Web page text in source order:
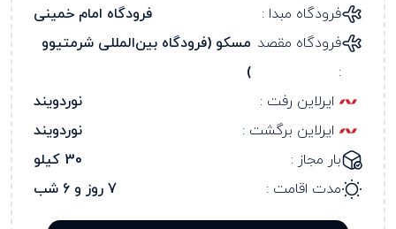
فرودگاه مبدا :
فرودگاه امام خمینی
فرودگاه مقصد
:
مسکو (فرودگاه بین‌المللی شرمتیوو
)
ایرلاین رفت :
نوردویند
ایرلاین برگشت :
نوردویند
بار مجاز :
30 کیلو
مدت اقامت :
7 روز و 6 شب